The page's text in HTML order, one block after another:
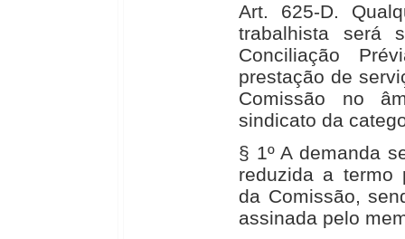
Art. 625-D.
trabalhista será
Conciliação
prestação de
Comissão no
sindicato da
§ 1º A demanda
reduzida a termo
da Comissão,
assinada pelo